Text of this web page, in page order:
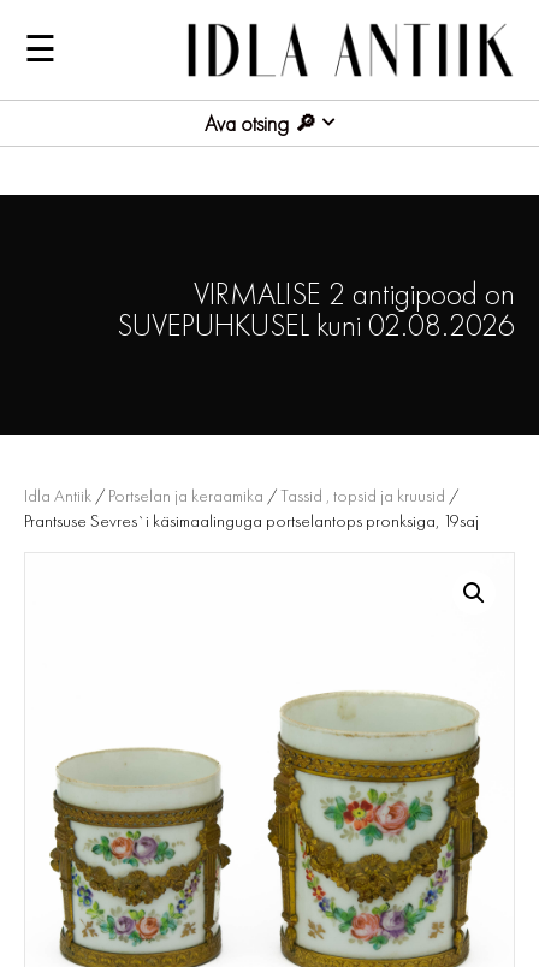
☰
Ava otsing
VIRMALISE 2 antigipood on
SUVEPUHKUSEL kuni 02.08.2026
Idla Antiik / Portselan ja keraamika /Tassid , topsid ja kruusid /
Prantsuse Sevres`i käsimaalinguga portselantops pronksiga, 19saj